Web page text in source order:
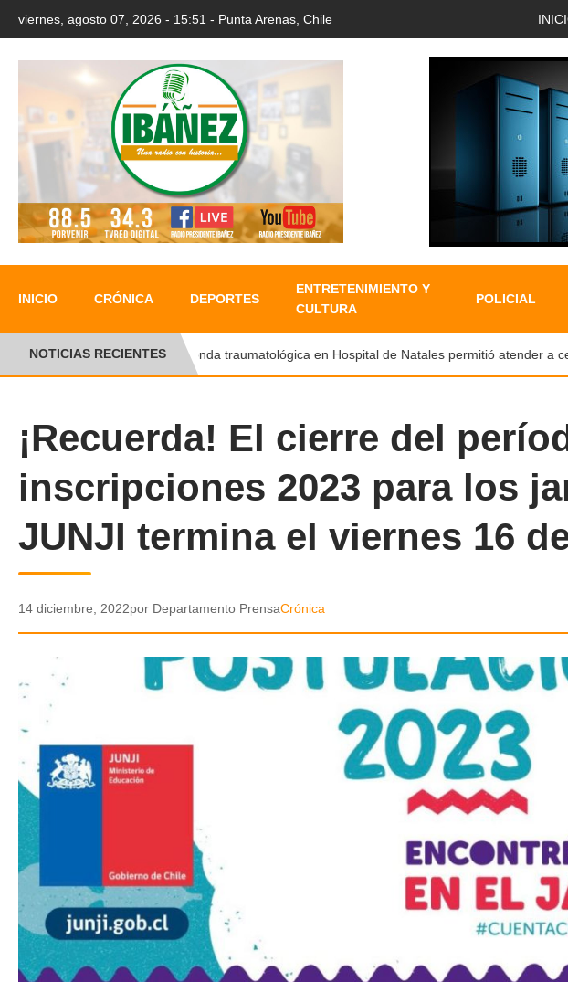
viernes, agosto 07, 2026 - 15:51 - Punta Arenas, Chile
INICIO CRÓNICA DEPORTES
ENTRETENIMIENTO Y
CULTURA
POLICIAL
NOTICIAS RECIENTESRonda traumatológica en Hospital de Natales permitió atender a
¡Recuerda! El cierre del
inscripciones 2023 para los
JUNJI termina el viernes 16
14 diciembre, 2022por Departamento PrensaCrónica